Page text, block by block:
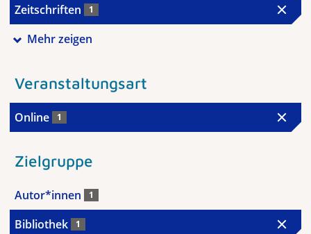
Zeitschriften 1
Mehr zeigen
Veranstaltungsart
Online 1
Zielgruppe
Autor*innen 1
Bibliothek 1